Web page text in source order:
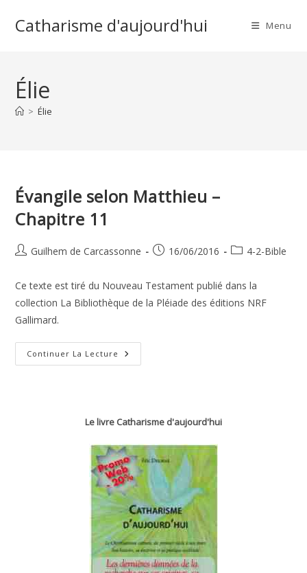
Catharisme d'aujourd'hui Menu
Élie
> Élie
Évangile selon Matthieu –
Chapitre 11
Auteur/autrice
la
publication :
Guilhem de Carcassonne
Publication
16/06/2016
Post4-2-Bible
Ce texte est tiré du Nouveau Testament publié dans la
collection La Bibliothèque de la Pléiade des éditions NRF
Gallimard.
Continuer La Lecture Évangile
Selon
Le livre Catharisme d'aujourd'hui